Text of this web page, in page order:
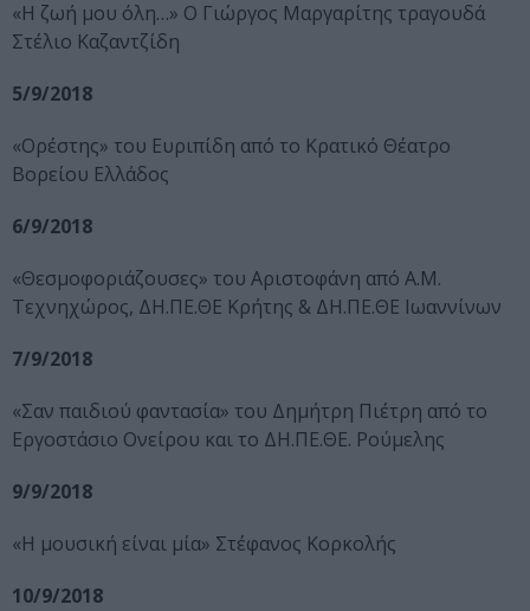
«Η ζωή μου όλη…» Ο Γιώργος Μαργαρίτης τραγουδά
Στέλιο Καζαντζίδη
5/9/2018
«Ορέστης» του Ευριπίδη από το Κρατικό Θέατρο
Βορείου Ελλάδος
6/9/2018
«Θεσμοφοριάζουσες» του Αριστοφάνη από Α.Μ.
Τεχνηχώρος, ΔΗ.ΠΕ.ΘΕ Κρήτης & ΔΗ.ΠΕ.ΘΕ Ιωαννίνων
7/9/2018
«Σαν παιδιού φαντασία» του Δημήτρη Πιέτρη από το
Εργοστάσιο Ονείρου και το ΔΗ.ΠΕ.ΘΕ. Ρούμελης
9/9/2018
«Η μουσική είναι μία» Στέφανος Κορκολής
10/9/2018